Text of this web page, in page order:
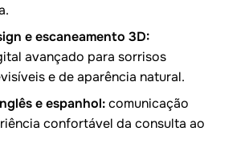
e escaneamento 3D:
avançado para sorrisos
e de aparência natural.
e espanhol:comunicação
confortável da consulta ao